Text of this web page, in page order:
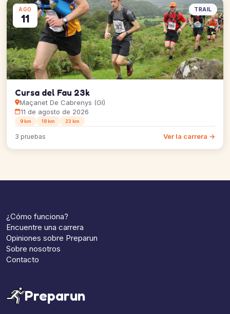
AGO
11
TRAIL
Cursa del Fau 23k
Maçanet De Cabrenys (GI)
11 de agosto de 2026
9 km 18 km 23 km
3 pruebas Ver la carrera →
¿Cómo funciona?
Encuentre una carrera
Opiniones sobre Preparun
Sobre nosotros
Contacto
Preparun